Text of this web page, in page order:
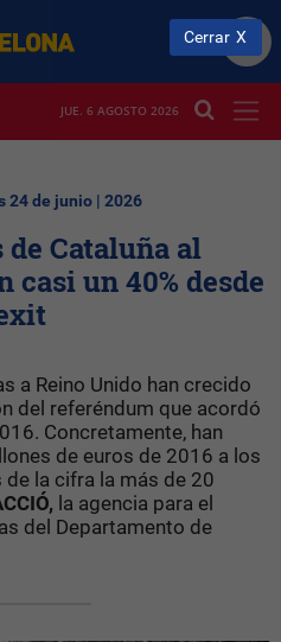
JUE. 6 AGOSTO 2026
24 de junio | 2026
Cataluña al
casi un 40% desde
a Reino Unido han crecido
del referéndum que acordó
Concretamente, han
de euros de 2016 a los
la cifra la más de 20
la agencia para el
del Departamento de
Cerrar